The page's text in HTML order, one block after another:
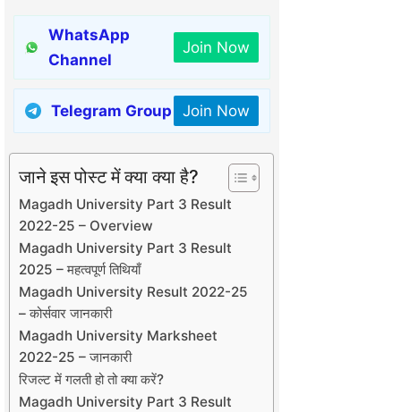
WhatsApp
Channel
Join Now
Telegram Group Join Now
जाने इस पोस्ट में क्या क्या है?
Magadh University Part 3 Result
2022-25 – Overview
Magadh University Part 3 Result
2025 – महत्वपूर्ण तिथियाँ
Magadh University Result 2022-25
– कोर्सवार जानकारी
Magadh University Marksheet
2022-25 – जानकारी
रिजल्ट में गलती हो तो क्या करें?
Magadh University Part 3 Result